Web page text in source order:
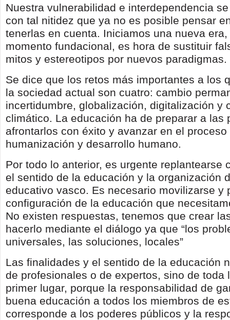
Nuestra vulnerabilidad e interdependencia
con tal nitidez que ya no es posible pensar
tenerlas en cuenta. Iniciamos una nueva
momento fundacional, es hora de sustituir
mitos y estereotipos por nuevos paradigmas.
Se dice que los retos más importantes a los
la sociedad actual son cuatro: cambio
incertidumbre, globalización, digitalización y
climático. La educación ha de preparar a las
afrontarlos con éxito y avanzar en el proceso
humanización y desarrollo humano.
Por todo lo anterior, es urgente replantearse
el sentido de la educación y la organización
educativo vasco. Es necesario movilizarse y
configuración de la educación que
No existen respuestas, tenemos que crear
hacerlo mediante el diálogo ya que “los
universales, las soluciones, locales”
Las finalidades y el sentido de la educación
de profesionales o de expertos, sino de toda
primer lugar, porque la responsabilidad de
buena educación a todos los miembros de
corresponde a los poderes públicos y la